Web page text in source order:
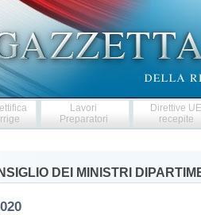
Lavori
Preparatori
Direttive
recepite
DEI MINISTRI